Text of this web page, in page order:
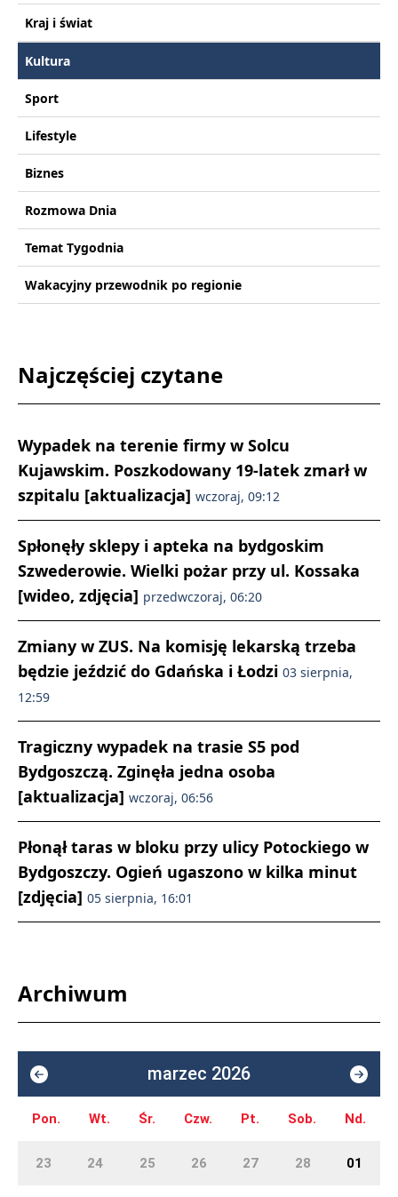
Kraj i świat
Kultura
Sport
Lifestyle
Biznes
Rozmowa Dnia
Temat Tygodnia
Wakacyjny przewodnik po regionie
Najczęściej czytane
Wypadek na terenie firmy w Solcu
Kujawskim. Poszkodowany 19-latek zmarł w
szpitalu [aktualizacja] wczoraj, 09:12
Spłonęły sklepy i apteka na bydgoskim
Szwederowie. Wielki pożar przy ul. Kossaka
[wideo, zdjęcia] przedwczoraj, 06:20
Zmiany w ZUS. Na komisję lekarską trzeba
będzie jeździć do Gdańska i Łodzi 03 sierpnia,
12:59
Tragiczny wypadek na trasie S5 pod
Bydgoszczą. Zginęła jedna osoba
[aktualizacja] wczoraj, 06:56
Płonął taras w bloku przy ulicy Potockiego w
Bydgoszczy. Ogień ugaszono w kilka minut
[zdjęcia] 05 sierpnia, 16:01
Archiwum
marzec 2026
Pon. Wt. Śr. Czw. Pt. Sob. Nd.
23 24 25 26 27 28 01